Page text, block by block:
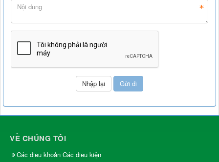
VỀ CHÚNG TÔI
Các điều khoản Các điều kiện